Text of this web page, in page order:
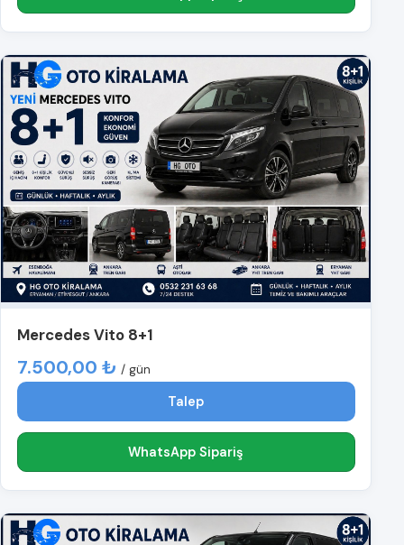
Mercedes Vito 8+1
7.500,00 ₺ / gün
Talep
WhatsApp Sipariş